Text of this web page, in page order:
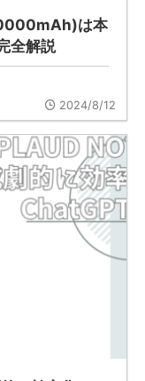
は本
全解説
2024/8/12